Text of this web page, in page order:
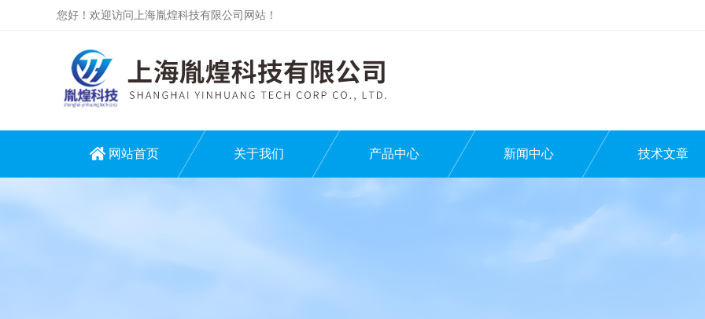
您好！欢迎访问上海胤煌科技有限公司网站！
网站首页 关于我们 产品中心 新闻中心 技术文章